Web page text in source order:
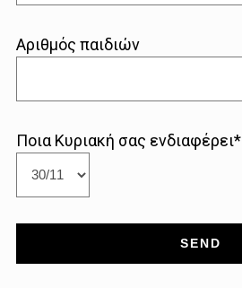
Αριθμός παιδιών
Ποια Κυριακή σας ενδιαφέρει*